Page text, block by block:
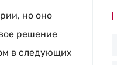
но оно
решение
в следующих